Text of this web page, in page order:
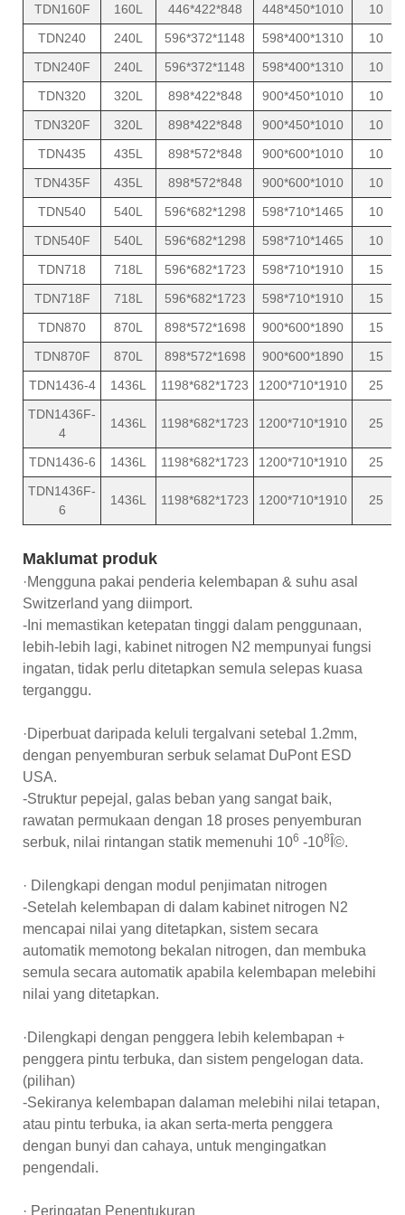
TDN160F
160L 446*422*848 448*450*1010
10
TDN240
240L 596*372*1148 598*400*1310
10
TDN240F
240L 596*372*1148 598*400*1310
10
TDN320
320L 898*422*848 900*450*1010
10
TDN320F
320L 898*422*848 900*450*1010
10
TDN435
435L 898*572*848 900*600*1010
10
TDN435F
435L 898*572*848 900*600*1010
10
TDN540
540L 596*682*1298 598*710*1465
10
TDN540F
540L 596*682*1298 598*710*1465
10
TDN718
718L 596*682*1723 598*710*1910
15
TDN718F
718L 596*682*1723 598*710*1910
15
TDN870
870L 898*572*1698 900*600*1890
15
TDN870F
870L 898*572*1698 900*600*1890
15
TDN1436-4
1436L 1198*682*1723 1200*710*1910
25
TDN1436F-
4
1436L 1198*682*1723 1200*710*1910 25
TDN1436-6 1436L 1198*682*1723 1200*710*1910
25
TDN1436F-
6
1436L 1198*682*1723 1200*710*1910 25
Maklumat produk
·Mengguna pakai penderia kelembapan & suhu asal
Switzerland yang diimport.
-Ini memastikan ketepatan tinggi dalam penggunaan,
lebih-lebih lagi, kabinet nitrogen N2 mempunyai fungsi
ingatan, tidak perlu ditetapkan semula selepas kuasa
terganggu.
·Diperbuat daripada keluli tergalvani setebal 1.2mm,
dengan penyemburan serbuk selamat DuPont ESD
USA.
-Struktur pepejal, galas beban yang sangat baik,
rawatan permukaan dengan 18 proses penyemburan
serbuk, nilai rintangan statik memenuhi 106 -108 Î©.
· Dilengkapi dengan modul penjimatan nitrogen
-Setelah kelembapan di dalam kabinet nitrogen N2
mencapai nilai yang ditetapkan, sistem secara
automatik memotong bekalan nitrogen, dan membuka
semula secara automatik apabila kelembapan melebihi
nilai yang ditetapkan.
·Dilengkapi dengan penggera lebih kelembapan +
penggera pintu terbuka, dan sistem pengelogan data.
(pilihan)
-Sekiranya kelembapan dalaman melebihi nilai tetapan,
atau pintu terbuka, ia akan serta-merta penggera
dengan bunyi dan cahaya, untuk mengingatkan
pengendali.
· Peringatan Penentukuran